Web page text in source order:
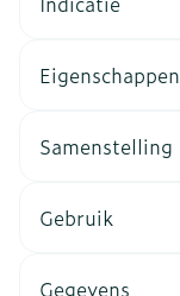
Eigenschappen
Samenstelling
Gebruik
Gegevens